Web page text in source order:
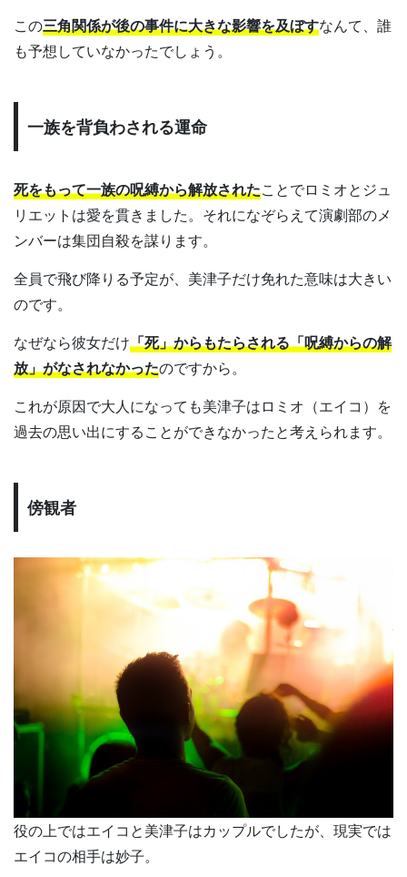
この三角関係が後の事件に大きな影響を及ぼすなんて、誰
も予想していなかったでしょう。
一族を背負わされる運命
死をもって一族の呪縛から解放されたことでロミオとジュ
リエットは愛を貫きました。それになぞらえて演劇部のメ
ンバーは集団自殺を謀ります。
全員で飛び降りる予定が、美津子だけ免れた意味は大きい
のです。
なぜなら彼女だけ「死」からもたらされる「呪縛からの解
放」がなされなかったのですから。
これが原因で大人になっても美津子はロミオ（エイコ）を
過去の思い出にすることができなかったと考えられます。
傍観者
役の上ではエイコと美津子はカップルでしたが、現実では
エイコの相手は妙子。